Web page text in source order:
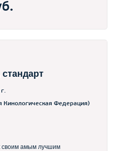
Полностью
Доставка в любой город.
Кинологическая Федерация)
лучшим